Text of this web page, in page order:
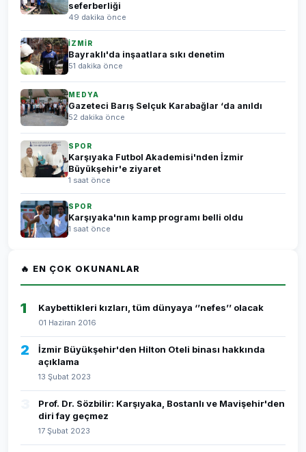
seferberliği
49 dakika önce
İZMİR
Bayraklı'da inşaatlara sıkı denetim
51 dakika önce
MEDYA
Gazeteci Barış Selçuk Karabağlar ‘da anıldı
52 dakika önce
SPOR
Karşıyaka Futbol Akademisi'nden İzmir
Büyükşehir'e ziyaret
1 saat önce
SPOR
Karşıyaka'nın kamp programı belli oldu
1 saat önce
🔥 EN ÇOK OKUNANLAR
1 Kaybettikleri kızları, tüm dünyaya ‘’nefes’’ olacak
01 Haziran 2016
2
İzmir Büyükşehir'den Hilton Oteli binası hakkında
açıklama
13 Şubat 2023
Prof. Dr. Sözbilir: Karşıyaka, Bostanlı ve Mavişehir'den
diri fay geçmez
17 Şubat 2023